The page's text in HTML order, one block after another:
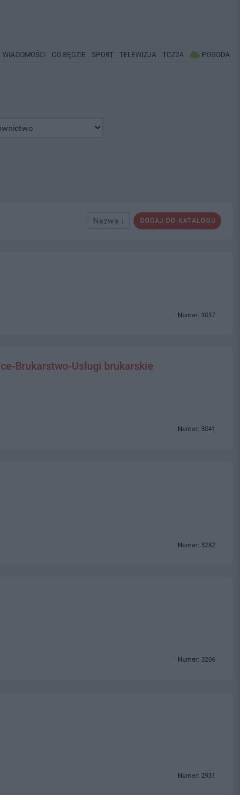
WIADOMOŚCI CO BĘDZIE SPORT TELEWIZJA TCZ24 POGODA
DODAJ DO KATALOGU
Nazwa ↓
Numer: 3037
Brukarstwo-Usługi brukarskie
Numer: 3041
Numer: 3282
Numer: 3206
Numer: 2931